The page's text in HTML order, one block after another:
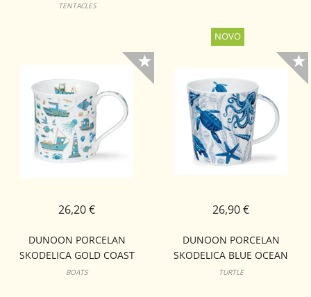
TENTACLES
DUNOON PORCELAN
SKODELICA GOLD COAST
BUTE
BOATS
26,20 €
DUNOON PORCELAN
SKODELICA BLUE OCEAN
LOMOND
TURTLE
26,90 €